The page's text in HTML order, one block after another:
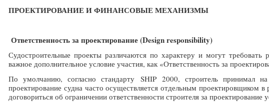
ПРОЕКТИРОВАНИЕ И ФИНАНСОВЫЕ МЕХАНИЗМЫ
Ответственность за проектирование (Design responsibility)
Судостроительные проекты различаются по характеру и могут
важное дополнительное условие участия, как «Ответственность за
По умолчанию, согласно стандарту SHIP 2000, строитель принимал
проектирование судна часто осуществляется отдельным проектировщиком
договориться об ограничении ответственности строителя за проектирование